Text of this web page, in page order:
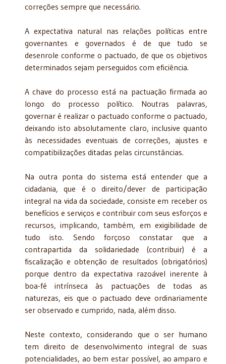
correções sempre que necessário.
A expectativa natural nas relações políticas entre
governantes e governados é de que tudo se
desenrole conforme o pactuado, de que os objetivos
determinados sejam perseguidos com eficiência.
A chave do processo está na pactuação firmada ao
longo do processo político. Noutras palavras,
governar é realizar o pactuado conforme o pactuado,
deixando isto absolutamente claro, inclusive quanto
às necessidades eventuais de correções, ajustes e
compatibilizações ditadas pelas circunstâncias.
Na outra ponta do sistema está entender que a
cidadania, que é o direito/dever de participação
integral na vida da sociedade, consiste em receber os
benefícios e serviços e contribuir com seus esforços e
recursos, implicando, também, em exigibilidade de
tudo isto. Sendo forçoso constatar que a
contrapartida da solidariedade (contribuir) é a
fiscalização e obtenção de resultados (obrigatórios)
porque dentro da expectativa razoável inerente à
boa-fé intrínseca às pactuações de todas as
naturezas, eis que o pactuado deve ordinariamente
ser observado e cumprido, nada, além disso.
Neste contexto, considerando que o ser humano
tem direito de desenvolvimento integral de suas
potencialidades, ao bem estar possível, ao amparo e